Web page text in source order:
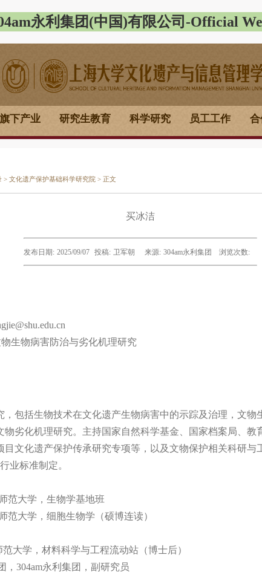
永利集团(中国)有限公司-Official
旗下产业 研究生教育 科学研究 员工工作
>文化遗产保护基础科学研究院 > 正文
买冰洁
发布日期: 2025/09/07 投稿: 卫军朝 来源: 304am永利集团 浏览次数:
生物病害防治与劣化机理研究
包括生物技术在文化遗产生物病害中的示踪及治理，文物
劣化机理研究。主持国家自然科学基金、国家档案局、教
文化遗产保护传承研究专项等，以及文物保护相关科研与
业标准制定。
范大学，生物学基地班
范大学，细胞生物学（硕博连读）
大学，材料科学与工程流动站（博士后）
，304am永利集团，副研究员